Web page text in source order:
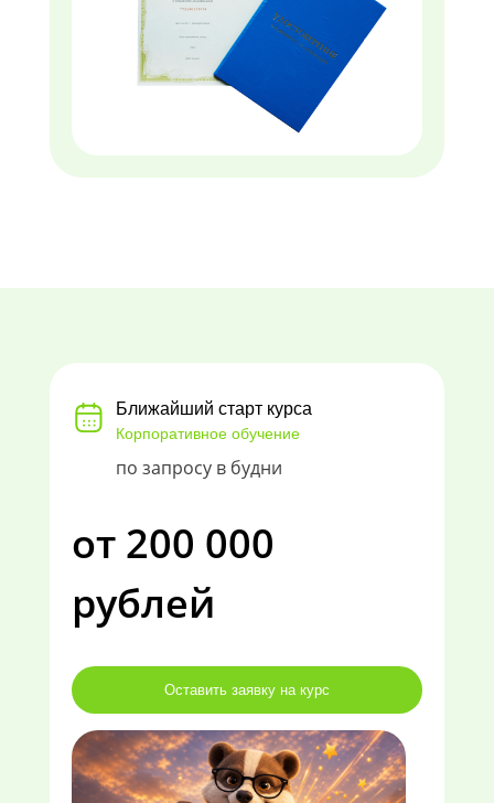
Ближайший старт курса
Корпоративное обучение
по запросу в будни
от 200 000
рублей
Оставить заявку на курс